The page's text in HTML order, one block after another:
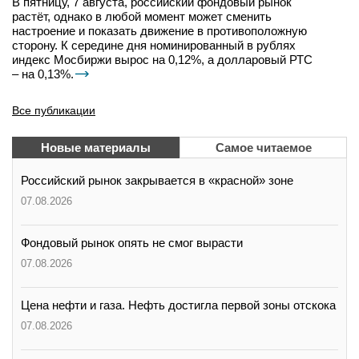
растёт, однако в любой момент может сменить
настроение и показать движение в противоположную
сторону. К середине дня номинированный в рублях
индекс Мосбиржи вырос на 0,12%, а долларовый РТС
– на 0,13%.
Все публикации
Новые материалы Самое читаемое
Российский рынок закрывается в «красной» зоне
07.08.2026
Фондовый рынок опять не смог вырасти
07.08.2026
Цена нефти и газа. Нефть достигла первой зоны отскока
07.08.2026